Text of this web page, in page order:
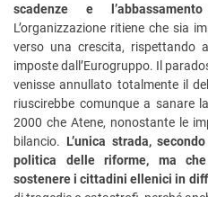
scadenze e
L’organizzazione ritiene che sia
verso una crescita, rispettando
imposte dall’Eurogruppo. Il
venisse annullato totalmente il
riuscirebbe comunque a sanare
2000 che Atene, nonostante le
bilancio. L’unica strada,
politica delle riforme, ma che
sostenere i cittadini ellenici in